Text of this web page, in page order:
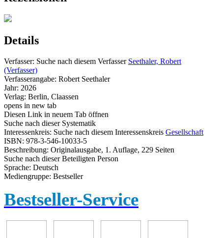
Details
Verfasser: Suche nach diesem Verfasser Seethaler, Robert
(Verfasser)
Verfasserangabe: Robert Seethaler
Jahr: 2026
Verlag: Berlin, Claassen
opens in new tab
Diesen Link in neuem Tab öffnen
Suche nach dieser Systematik
Interessenkreis: Suche nach diesem Interessenskreis Gesellschaft
ISBN: 978-3-546-10033-5
Beschreibung: Originalausgabe, 1. Auflage, 229 Seiten
Suche nach dieser Beteiligten Person
Sprache: Deutsch
Mediengruppe: Bestseller
Bestseller-Service